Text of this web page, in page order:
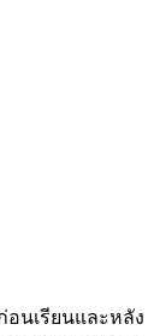
อนเรียนและหลัง